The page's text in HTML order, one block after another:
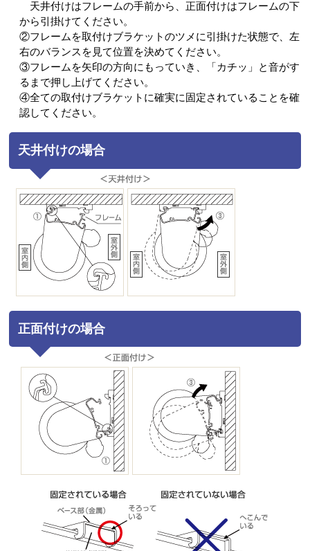
天井付けはフレームの手前から、正面付けはフレームの下
から引掛けてください。
②フレームを取付けブラケットのツメに引掛けた状態で、左
右のバランスを見て位置を決めてください。
③フレームを矢印の方向にもっていき、「カチッ」と音がす
るまで押し上げてください。
④全ての取付けブラケットに確実に固定されていることを確
認してください。
天井付けの場合
正面付けの場合